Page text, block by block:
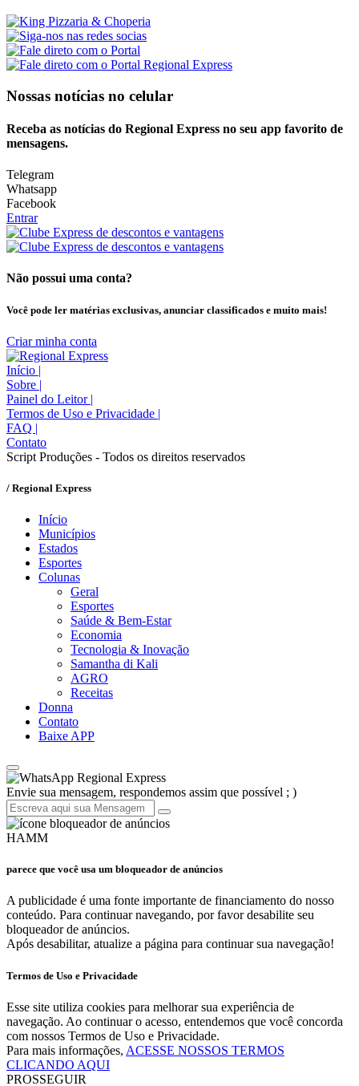
Nossas notícias no celular
Receba as notícias do Regional Express no seu app favorito de
mensagens.
Telegram
Whatsapp
Facebook
Entrar
Não possui uma conta?
Você pode ler matérias exclusivas, anunciar classificados e muito mais!
Criar minha conta
Início |
Sobre |
Painel do Leitor |
Termos de Uso e Privacidade |
FAQ |
Contato
Script Produções - Todos os direitos reservados
/ Regional Express
Início
Municípios
Estados
Esportes
Colunas
Geral
Esportes
Saúde & Bem-Estar
Economia
Tecnologia & Inovação
Samantha di Kali
AGRO
Receitas
Donna
Contato
Baixe APP
Regional Express
Envie sua mensagem, respondemos assim que possível ; )
HAMM
parece que você usa um bloqueador de anúncios
A publicidade é uma fonte importante de financiamento do nosso
conteúdo. Para continuar navegando, por favor desabilite seu
bloqueador de anúncios.
Após desabilitar, atualize a página para continuar sua navegação!
Termos de Uso e Privacidade
Esse site utiliza cookies para melhorar sua experiência de
navegação. Ao continuar o acesso, entendemos que você concorda
com nossos Termos de Uso e Privacidade.
Para mais informações, ACESSE NOSSOS TERMOS
CLICANDO AQUI
PROSSEGUIR